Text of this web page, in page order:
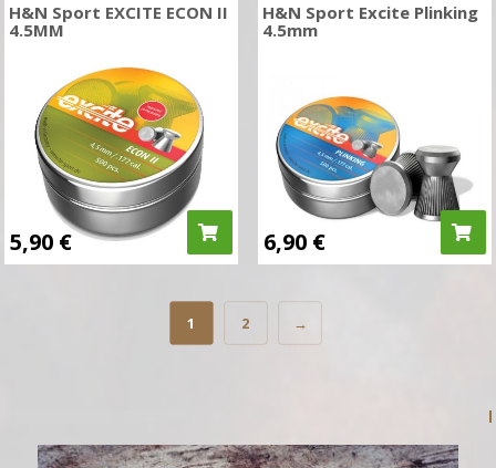
H&N Sport EXCITE ECON II
4.5MM
5,90 €
H&N Sport Excite Plinking
4.5mm
6,90 €
1 2 →